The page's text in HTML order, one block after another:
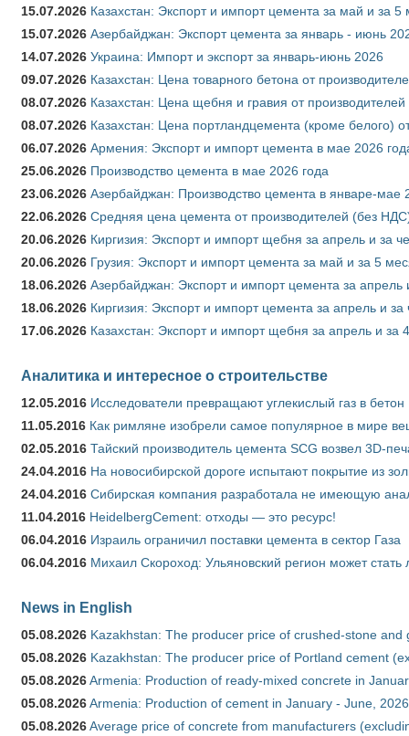
15.07.2026 Казахстан: Экспорт и импорт цемента за май и за
15.07.2026 Азербайджан: Экспорт цемента за январь - июнь
14.07.2026 Украина: Импорт и экспорт за январь-июнь 2026
09.07.2026 Казахстан: Цена товарного бетона от
08.07.2026 Казахстан: Цена щебня и гравия от
08.07.2026 Казахстан: Цена портландцемента (кроме белого)
06.07.2026 Армения: Экспорт и импорт цемента в мае 2026
25.06.2026 Производство цемента в мае 2026 года
23.06.2026 Азербайджан: Производство цемента в январе-мае
22.06.2026 Средняя цена цемента от производителей (без
20.06.2026 Киргизия: Экспорт и импорт щебня за апрель и за
20.06.2026 Грузия: Экспорт и импорт цемента за май и за 5
18.06.2026 Азербайджан: Экспорт и импорт цемента за
18.06.2026 Киргизия: Экспорт и импорт цемента за апрель и
17.06.2026 Казахстан: Экспорт и импорт щебня за апрель и за
Аналитика и интересное о строительстве
12.05.2016 Исследователи превращают углекислый газ в бетон
11.05.2016 Как римляне изобрели самое популярное в мире
02.05.2016 Тайский производитель цемента SCG возвел 3D-
24.04.2016 На новосибирской дороге испытают покрытие из
24.04.2016 Сибирская компания разработала не имеющую
11.04.2016 HeidelbergCement: отходы — это ресурс!
06.04.2016 Израиль ограничил поставки цемента в сектор Газа
06.04.2016 Михаил Скороход: Ульяновский регион может
News in English
05.08.2026 Kazakhstan: The producer price of crushed-stone and
05.08.2026 Kazakhstan: The producer price of Portland cement
05.08.2026Armenia: Production of ready-mixed concrete in
05.08.2026Armenia: Production of cement in January - June, 2026
05.08.2026Average price of concrete from manufacturers